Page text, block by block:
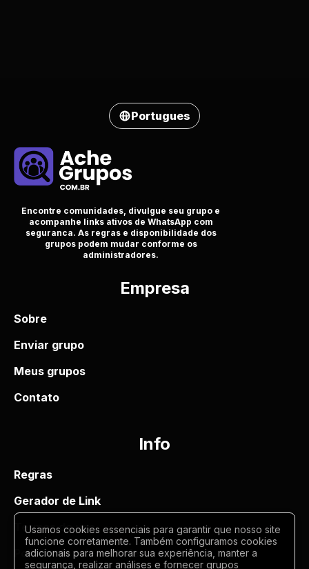
Portugues
Encontre comunidades, divulgue seu grupo e
acompanhe links ativos de WhatsApp com
seguranca. As regras e disponibilidade dos
grupos podem mudar conforme os
administradores.
Empresa
Sobre
Enviar grupo
Meus grupos
Contato
Info
Regras
Gerador de Link
Termos de uso
Politica de privacidade
Usamos cookies essenciais para garantir que nosso site
funcione corretamente. Também configuramos cookies
adicionais para melhorar sua experiência, manter a
segurança, realizar análises e fornecer grupos